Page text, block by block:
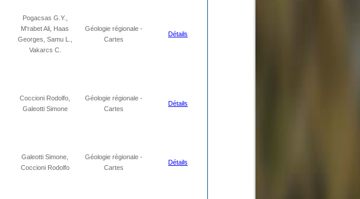
Pogacsas G.Y.,
M'rabet Ali, Haas
Georges, Samu L.,
Vakarcs C.
Géologie régionale -
Cartes
Détails
Coccioni Rodolfo,
Galeotti Simone
Géologie régionale -
Cartes
Détails
Galeotti Simone,
Coccioni Rodolfo
Géologie régionale -
Cartes
Détails